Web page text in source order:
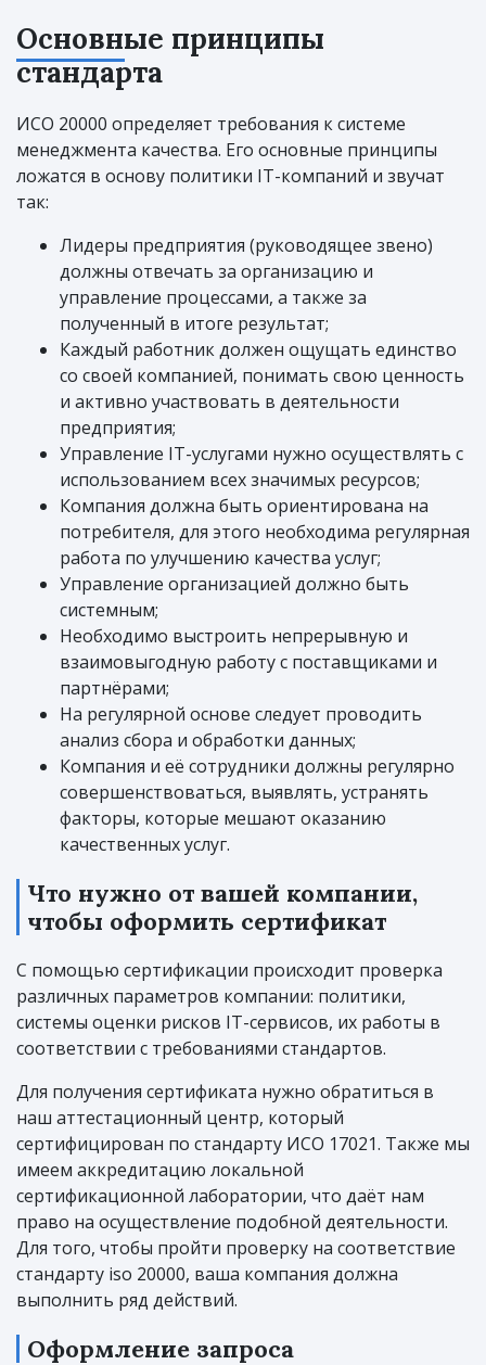
Основные принципы
стандарта
ИСО 20000 определяет требования к системе
менеджмента качества. Его основные принципы
ложатся в основу политики IT-компаний и звучат
так:
Лидеры предприятия (руководящее звено)
должны отвечать за организацию и
управление процессами, а также за
полученный в итоге результат;
Каждый работник должен ощущать единство
со своей компанией, понимать свою ценность
и активно участвовать в деятельности
предприятия;
Управление IT-услугами нужно осуществлять с
использованием всех значимых ресурсов;
Компания должна быть ориентирована на
потребителя, для этого необходима регулярная
работа по улучшению качества услуг;
Управление организацией должно быть
системным;
Необходимо выстроить непрерывную и
взаимовыгодную работу с поставщиками и
партнёрами;
На регулярной основе следует проводить
анализ сбора и обработки данных;
Компания и её сотрудники должны регулярно
совершенствоваться, выявлять, устранять
факторы, которые мешают оказанию
качественных услуг.
Что нужно от вашей компании,
чтобы оформить сертификат
С помощью сертификации происходит проверка
различных параметров компании: политики,
системы оценки рисков IT-сервисов, их работы в
соответствии с требованиями стандартов.
Для получения сертификата нужно обратиться в
наш аттестационный центр, который
сертифицирован по стандарту ИСО 17021. Также мы
имеем аккредитацию локальной
сертификационной лаборатории, что даёт нам
право на осуществление подобной деятельности.
Для того, чтобы пройти проверку на соответствие
стандарту iso 20000, ваша компания должна
выполнить ряд действий.
Оформление запроса